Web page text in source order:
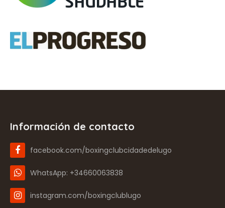
Información de contacto
facebook.com/boxingclubcidadedelugo
WhatsApp: +34660063838
instagram.com/boxingclublugo